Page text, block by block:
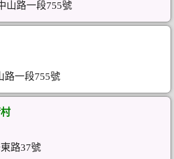
山路一段755號
路一段755號
路37號